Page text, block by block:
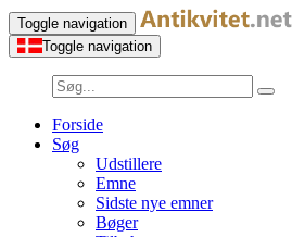
Toggle navigation
Toggle navigation
Forside
Søg
Udstillere
Emne
Sidste nye emner
Bøger